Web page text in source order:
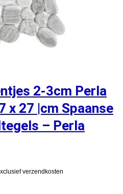
2-3cm Perla
x 27 |cm Spaanse
– Perla
verzendkosten